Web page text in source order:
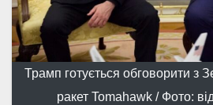
Трамп готується обговорити з
ракет Tomahawk / Фото: